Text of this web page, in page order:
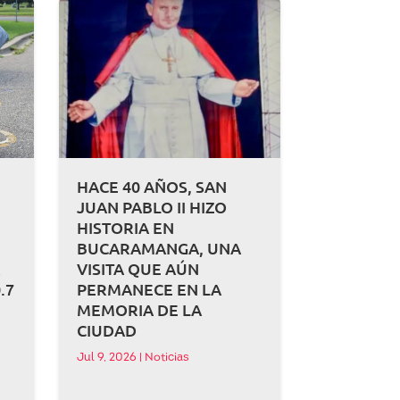
HACE 40 AÑOS, SAN
JUAN PABLO II HIZO
HISTORIA EN
BUCARAMANGA, UNA
VISITA QUE AÚN
PERMANECE EN LA
MEMORIA DE LA
CIUDAD
Jul 9, 2026 Noticias